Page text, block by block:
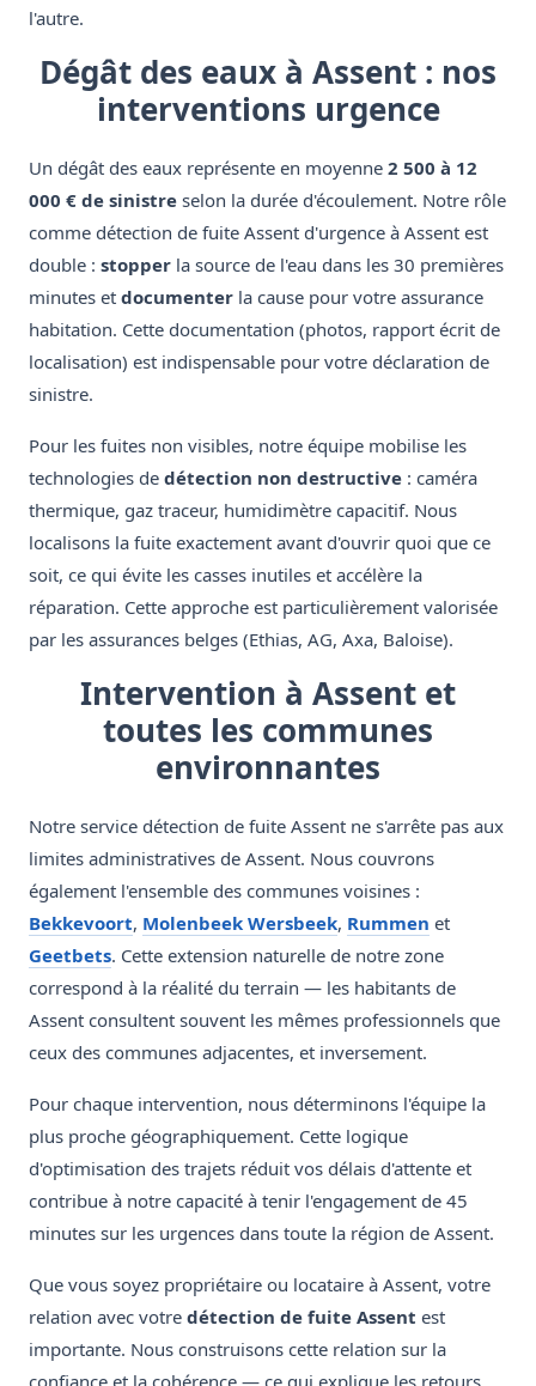
l'autre.
Dégât des eaux à Assent : nos
interventions urgence
Un dégât des eaux représente en moyenne 2 500 à 12
000 € de sinistre selon la durée d'écoulement. Notre rôle
comme détection de fuite Assent d'urgence à Assent est
double : stopper la source de l'eau dans les 30 premières
minutes et documenter la cause pour votre assurance
habitation. Cette documentation (photos, rapport écrit de
localisation) est indispensable pour votre déclaration de
sinistre.
Pour les fuites non visibles, notre équipe mobilise les
technologies de détection non destructive : caméra
thermique, gaz traceur, humidimètre capacitif. Nous
localisons la fuite exactement avant d'ouvrir quoi que ce
soit, ce qui évite les casses inutiles et accélère la
réparation. Cette approche est particulièrement valorisée
par les assurances belges (Ethias, AG, Axa, Baloise).
Intervention à Assent et
toutes les communes
environnantes
Notre service détection de fuite Assent ne s'arrête pas aux
limites administratives de Assent. Nous couvrons
également l'ensemble des communes voisines :
Bekkevoort, Molenbeek Wersbeek, Rummen et
Geetbets. Cette extension naturelle de notre zone
correspond à la réalité du terrain — les habitants de
Assent consultent souvent les mêmes professionnels que
ceux des communes adjacentes, et inversement.
Pour chaque intervention, nous déterminons l'équipe la
plus proche géographiquement. Cette logique
d'optimisation des trajets réduit vos délais d'attente et
contribue à notre capacité à tenir l'engagement de 45
minutes sur les urgences dans toute la région de Assent.
Que vous soyez propriétaire ou locataire à Assent, votre
relation avec votre détection de fuite Assent est
importante. Nous construisons cette relation sur la